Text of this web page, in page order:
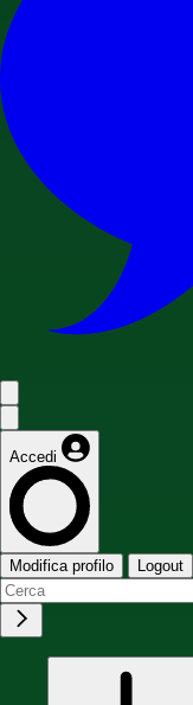
Accedi
Modifica profilo Logout